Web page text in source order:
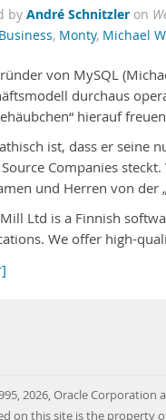
by André Schnitzler on
Business, Monty, Michael
von MySQL
durchaus
hierauf
ist, dass er seine
Companies
und Herren von der
Ltd is a Finnish
We offer high-
2026, Oracle Corporation
on this site is the property